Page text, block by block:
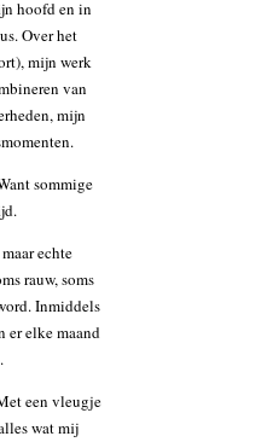
hoofd en in
Over het
mijn werk
van
mijn
sommige
echte
rauw, soms
Inmiddels
er elke maand
een vleugje
wat mij